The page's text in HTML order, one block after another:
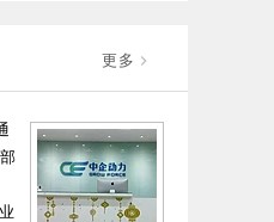
更多